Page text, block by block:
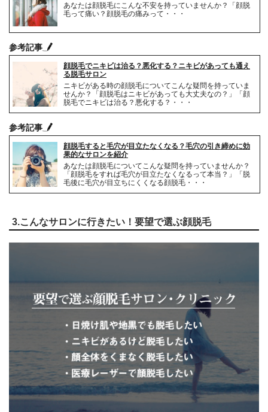
あなたは顔脱毛にこんな不安を持っていませんか？「顔脱
毛って痛い？顔脱毛の痛みって・・・
参考記事
顔脱毛でニキビは治る？悪化する？ニキビがあっても通え
る脱毛サロン
ニキビがある時の顔脱毛についてこんな疑問を持っていま
せんか？「顔脱毛はニキビがあっても大丈夫なの？」「顔
脱毛でニキビは治る？悪化する？・・・
参考記事
顔脱毛すると毛穴が目立たなくなる？毛穴の引き締めに効
果的なサロンを紹介
あなたは顔脱毛についてこんな疑問を持っていませんか？
「顔脱毛をすれば毛穴が目立たなくなるって本当？」「脱
毛後に毛穴が目立ちにくくなる顔脱毛・・・
3.こんなサロンに行きたい！要望で選ぶ顔脱毛